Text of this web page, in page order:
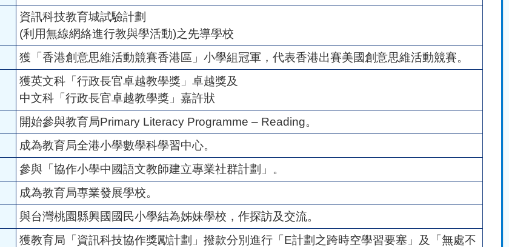
資訊科技教育城試驗計劃
(利用無線網絡進行教與學活動)之先導學校
獲「香港創意思維活動競賽香港區」小學組冠軍，代表香港出賽美國創意思維活動競賽。
獲英文科「行政長官卓越教學獎」卓越獎及
中文科「行政長官卓越教學獎」嘉許狀
開始參與教育局Primary Literacy Programme – Reading。
成為教育局全港小學數學科學習中心。
參與「協作小學中國語文教師建立專業社群計劃」。
成為教育局專業發展學校。
與台灣桃園縣興國國民小學結為姊妹學校，作探訪及交流。
獲教育局「資訊科技協作獎勵計劃」撥款分別進行「E計劃之跨時空學習要塞」及「無處不